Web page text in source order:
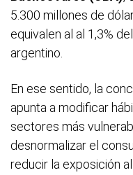
5.300 millones de
equivalen al al 1,3%
argentino.
En ese sentido, la
apunta a modificar
sectores más
desnormalizar el
reducir la exposición